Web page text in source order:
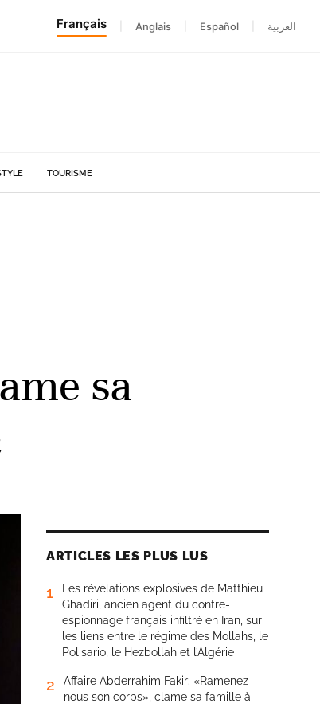
Français Anglais Español العربية
TOURISME
sa
ARTICLES LES PLUS LUS
1
Les révélations explosives de Matthieu
Ghadiri, ancien agent du contre-
espionnage français infiltré en Iran, sur
les liens entre le régime des Mollahs, le
Polisario, le Hezbollah et l’Algérie
2
Affaire Abderrahim Fakir: «Ramenez-
nous son corps», clame sa famille à